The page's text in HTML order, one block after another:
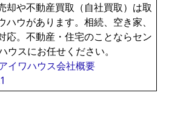
却や不動産買取（自社買取）は取
ハウがあります。相続、空き家、
応。不動産・住宅のことならセン
ウスにお任せください。
イワハウス会社概要